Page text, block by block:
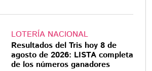
LOTERÍA NACIONAL
Resultados del Tris hoy 8 de
agosto de 2026: LISTA completa
de los números ganadores